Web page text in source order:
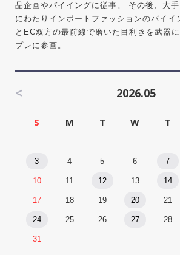
品企画やバイイングに従事。 その後、大
にわたりインポートファッションのバイイ
とEC双方の最前線で磨いた目利きを武器
プレに参画。
< 2026.05
S M T W T
3 4 5 6 7
10 11 12 13 14
17 18 19 20 21
24 25 26 27 28
31